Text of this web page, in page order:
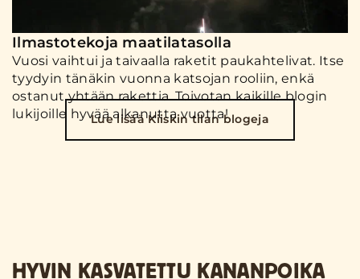
Ilmastotekoja maatilatasolla
Vuosi vaihtui ja taivaalla raketit paukahtelivat. Itse
tyydyin tänäkin vuonna katsojan rooliin, enkä
ostanut yhtään rakettia. Toivotan kaikille blogin
lukijoille hyvää alkanutta vuotta!
Lue lisää Kiiskin tilan blogeja
HYVIN KASVATETTU KANANPOIKA